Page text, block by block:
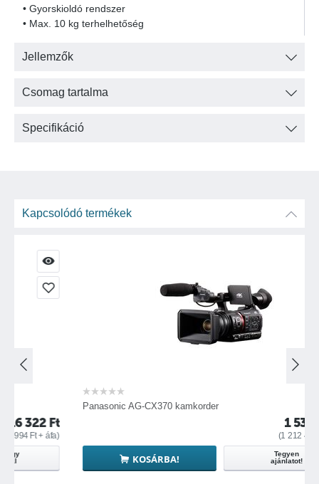
• Gyorskioldó rendszer
• Max. 10 kg terhelhetőség
Jellemzők
Csomag tartalma
Specifikáció
Kapcsolódó termékek
Ft
Panasonic AG-CX370 kamkorder
1 539 771 Ft
Ft+ áfa)
KOSÁRBA!